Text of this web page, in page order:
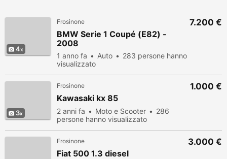
4
Frosinone
BMW Serie 1 Coupé (E82) -
2008
1 anno fa Auto
283 persone hanno
visualizzato
7.200 €
3
Frosinone
Kawasaki kx 85
2 anni fa Moto e Scooter
286
persone hanno visualizzato
1.000 €
Frosinone
Fiat 500 1.3 diesel
3.000 €